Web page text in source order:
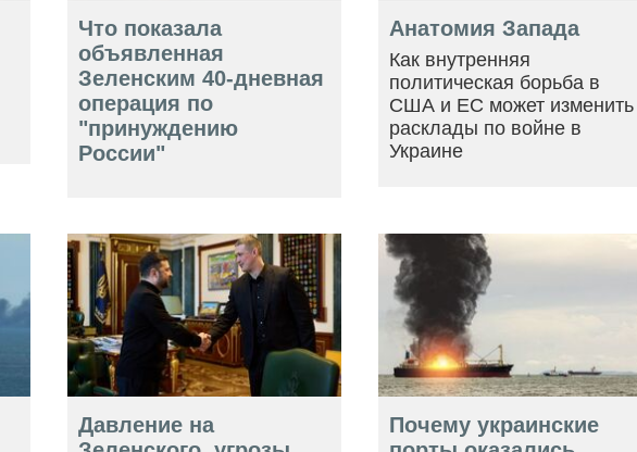
Что показала
объявленная
Зеленским 40-дневная
операция по
"принуждению
России"
Анатомия Запада
Как внутренняя
политическая борьба в
США и ЕС может изменить
расклады по войне в
Украине
Давление на
Почему украинские